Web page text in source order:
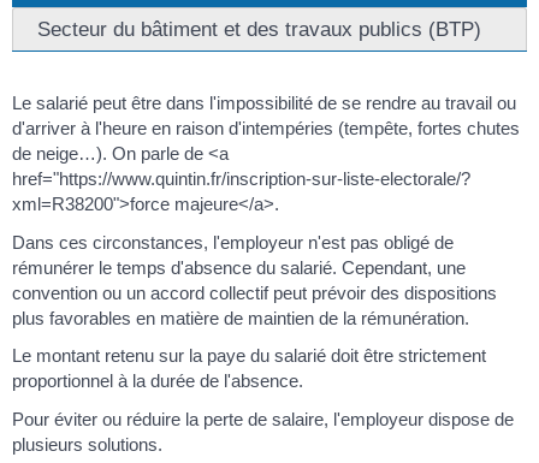
Secteur du bâtiment et des travaux publics (BTP)
Le salarié peut être dans l'impossibilité de se rendre au travail ou
d'arriver à l'heure en raison d'intempéries (tempête, fortes chutes
de neige…). On parle de <a
href="https://www.quintin.fr/inscription-sur-liste-electorale/?
xml=R38200">force majeure</a>.
Dans ces circonstances, l'employeur n'est pas obligé de
rémunérer le temps d'absence du salarié. Cependant, une
convention ou un accord collectif peut prévoir des dispositions
plus favorables en matière de maintien de la rémunération.
Le montant retenu sur la paye du salarié doit être strictement
proportionnel à la durée de l'absence.
Pour éviter ou réduire la perte de salaire, l'employeur dispose de
plusieurs solutions.